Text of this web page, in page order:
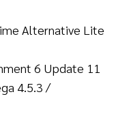
Alternative Lite
6 Update 11
4.5.3 /